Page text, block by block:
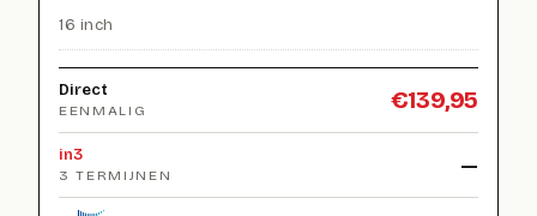
16 inch
Direct
EENMALIG €139,95
in3
3 TERMIJNEN —